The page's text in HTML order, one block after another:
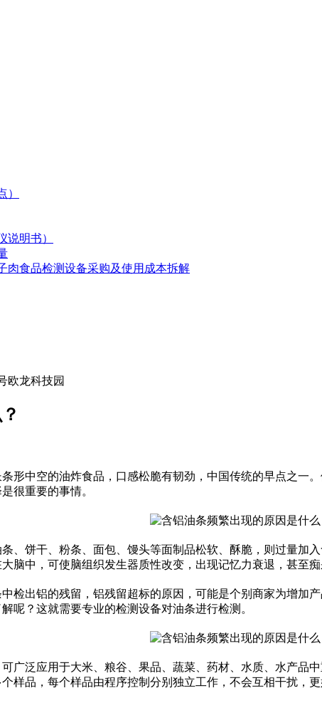
）
说明书）
肉食品检测设备采购及使用成本拆解
欧龙科技园
中空的油炸食品，口感松脆有韧劲，中国传统的早点之一
很重要的事情。
饼干、粉条、面包、馒头等面制品松软、酥脆，则过量加
脑中，可使脑组织发生器质性改变，出现记忆力衰退，甚至痴
出铝的残留，铝残留超标的原因，可能是个别商家为增加
呢？这就需要专业的检测设备对油条进行检测。
广泛应用于大米、粮谷、果品、蔬菜、药材、水质、水产品
样品，每个样品由程序控制分别独立工作，不会互相干扰，